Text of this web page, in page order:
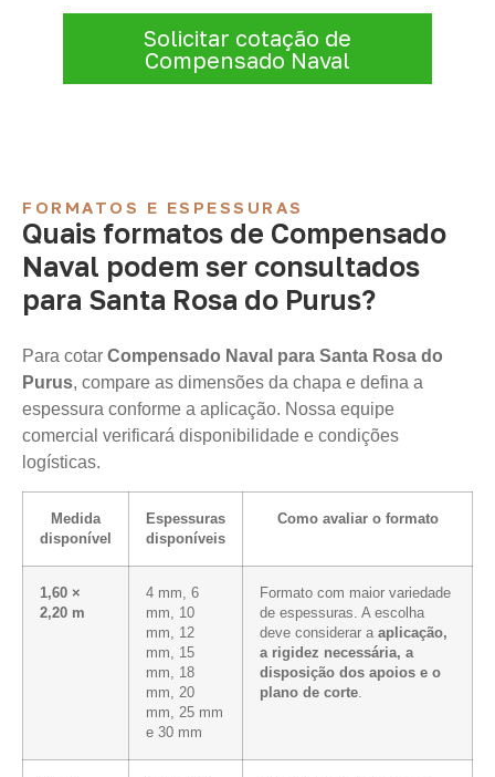
Solicitar cotação de
Compensado Naval
FORMATOS E ESPESSURAS
Quais formatos de Compensado
Naval podem ser consultados
para Santa Rosa do Purus?
Para cotar Compensado Naval para Santa Rosa do
Purus, compare as dimensões da chapa e defina a
espessura conforme a aplicação. Nossa equipe
comercial verificará disponibilidade e condições
logísticas.
Medida
disponível
Espessuras
disponíveis
Como avaliar o formato
1,60 ×
2,20 m
4 mm, 6
mm, 10
mm, 12
mm, 15
mm, 18
mm, 20
mm, 25 mm
e 30 mm
Formato com maior variedade
de espessuras. A escolha
deve considerar a aplicação,
a rigidez necessária, a
disposição dos apoios e o
plano de corte.